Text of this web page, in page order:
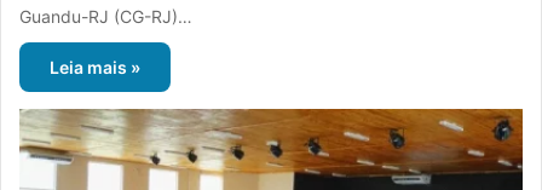
Guandu-RJ (CG-RJ)…
Leia mais »